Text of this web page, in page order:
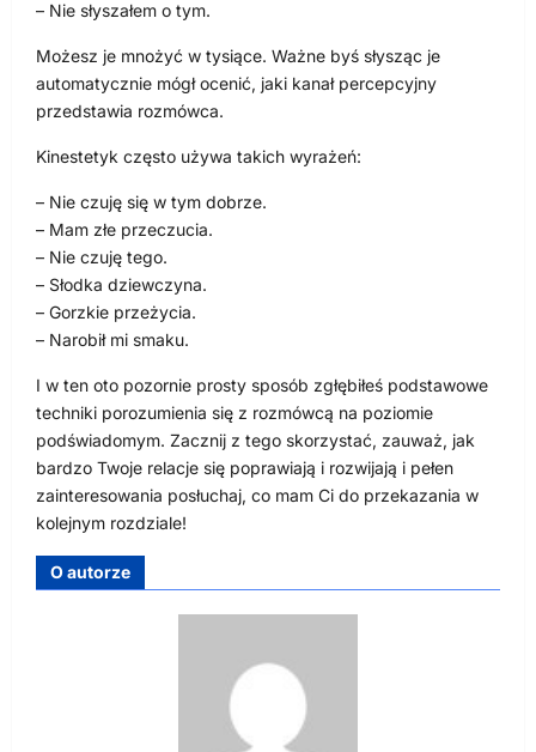
– Nie słyszałem o tym.
Możesz je mnożyć w tysiące. Ważne byś słysząc je
automatycznie mógł ocenić, jaki kanał percepcyjny
przedstawia rozmówca.
Kinestetyk często używa takich wyrażeń:
– Nie czuję się w tym dobrze.
– Mam złe przeczucia.
– Nie czuję tego.
– Słodka dziewczyna.
– Gorzkie przeżycia.
– Narobił mi smaku.
I w ten oto pozornie prosty sposób zgłębiłeś podstawowe
techniki porozumienia się z rozmówcą na poziomie
podświadomym. Zacznij z tego skorzystać, zauważ, jak
bardzo Twoje relacje się poprawiają i rozwijają i pełen
zainteresowania posłuchaj, co mam Ci do przekazania w
kolejnym rozdziale!
O autorze